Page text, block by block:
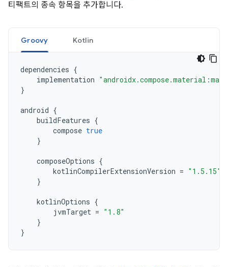
티팩트의 종속 항목을 추가합니다.
Groovy Kotlin
dependencies {
implementation
}
android {
buildFeatures {
compose true
}
composeOptions {
kotlinCompilerExtensionVersion = "1.5.15"
}
kotlinOptions {
jvmTarget = "1.8"
}
}